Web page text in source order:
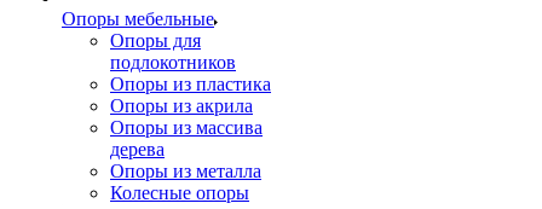
Опоры мебельные
Опоры для
подлокотников
Опоры из пластика
Опоры из акрила
Опоры из массива
дерева
Опоры из металла
Колесные опоры